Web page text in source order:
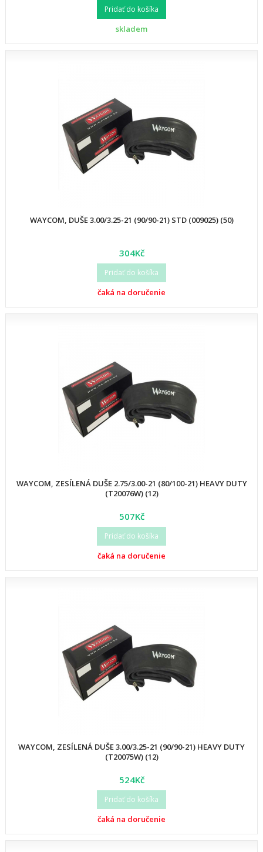
Pridať do košíka
skladem
WAYCOM, DUŠE 3.00/3.25-21 (90/90-21) STD (009025) (50)
304Kč
Pridať do košíka
čaká na doručenie
WAYCOM, ZESÍLENÁ DUŠE 2.75/3.00-21 (80/100-21) HEAVY DUTY
(T20076W) (12)
507Kč
Pridať do košíka
čaká na doručenie
WAYCOM, ZESÍLENÁ DUŠE 3.00/3.25-21 (90/90-21) HEAVY DUTY
(T20075W) (12)
524Kč
Pridať do košíka
čaká na doručenie